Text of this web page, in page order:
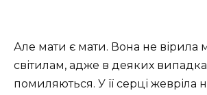
Але мати є мати. Вона не
світилам, адже в деяких
помиляються. У її серці жевріла